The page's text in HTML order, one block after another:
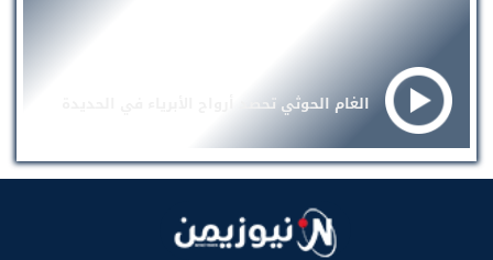
الغام الحوثي تحصد أرواح الأبرياء في الحديدة